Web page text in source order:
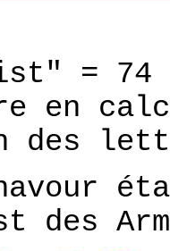
=
en
des
des